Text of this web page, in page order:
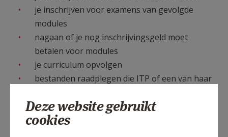
je inschrijven voor examens van gevolgde
modules
nagaan of je nog inschrijvingsgeld moet
betalen voor modules
je curriculum opvolgen
bestanden raadplegen die ITP of een van haar
(je ontvangt bij de eerste les steeds een
afgedrukt exemplaar van de cursus)
Deze website gebruikt
cookies